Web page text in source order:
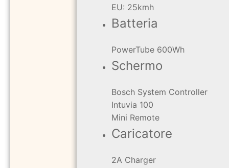
EU: 25kmh
Batteria
PowerTube 600Wh
Schermo
Bosch System Controller
Intuvia 100
Mini Remote
Caricatore
2A Charger